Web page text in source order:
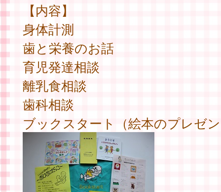
【内容】
身体計測
歯と栄養のお話
育児発達相談
離乳食相談
歯科相談
ブックスタート（絵本のプレゼ